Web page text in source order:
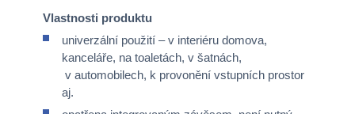
Vlastnosti produktu
univerzální použití – v interiéru domova,
kanceláře, na toaletách, v šatnách,
v automobilech, k provonění vstupních prostor
aj.